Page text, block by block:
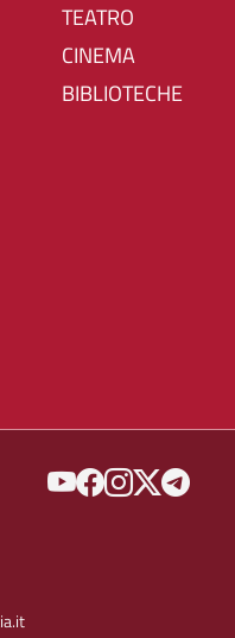
TEATRO
CINEMA
BIBLIOTECHE
SOCIAL MENU